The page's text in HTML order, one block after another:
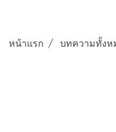
หน้าแรก บทความทั้งห